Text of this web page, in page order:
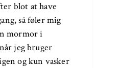
blot at have
så føler mig
mormor i
jeg bruger
og kun vasker